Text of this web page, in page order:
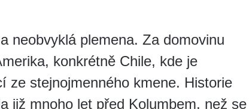
neobvyklá plemena. Za domovinu
konkrétně Chile, kde je
ze stejnojmenného kmene. Historie
již mnoho let před Kolumbem, než se